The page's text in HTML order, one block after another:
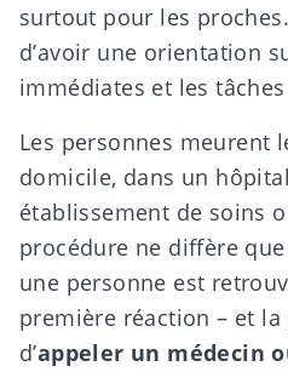
surtout pour les
d’avoir une orientation
immédiates et les
Les personnes meurent
domicile, dans un
établissement de soins
procédure ne diffère
une personne est
première réaction – et
d’appeler un médecin